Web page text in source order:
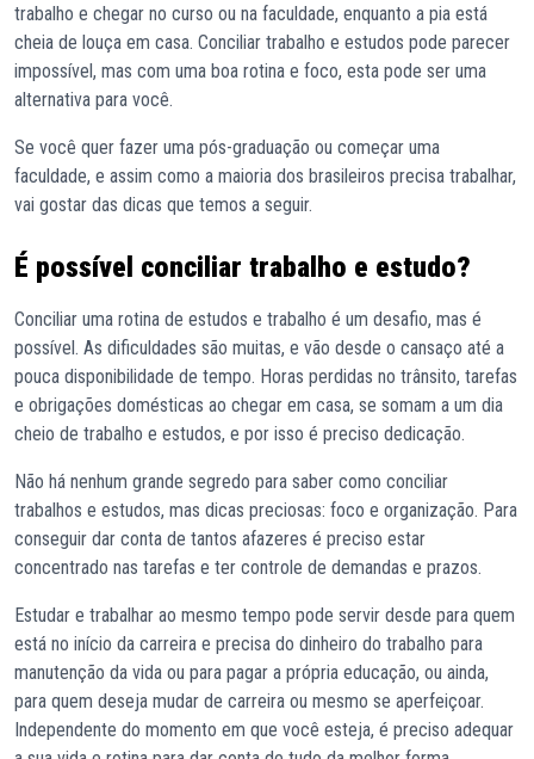
trabalho e chegar no curso ou na faculdade, enquanto a pia está
cheia de louça em casa. Conciliar trabalho e estudos pode parecer
impossível, mas com uma boa rotina e foco, esta pode ser uma
alternativa para você.
Se você quer fazer uma pós-graduação ou começar uma
faculdade, e assim como a maioria dos brasileiros precisa trabalhar,
vai gostar das dicas que temos a seguir.
É possível conciliar trabalho e estudo?
Conciliar uma rotina de estudos e trabalho é um desafio, mas é
possível. As dificuldades são muitas, e vão desde o cansaço até a
pouca disponibilidade de tempo. Horas perdidas no trânsito, tarefas
e obrigações domésticas ao chegar em casa, se somam a um dia
cheio de trabalho e estudos, e por isso é preciso dedicação.
Não há nenhum grande segredo para saber como conciliar
trabalhos e estudos, mas dicas preciosas: foco e organização. Para
conseguir dar conta de tantos afazeres é preciso estar
concentrado nas tarefas e ter controle de demandas e prazos.
Estudar e trabalhar ao mesmo tempo pode servir desde para quem
está no início da carreira e precisa do dinheiro do trabalho para
manutenção da vida ou para pagar a própria educação, ou ainda,
para quem deseja mudar de carreira ou mesmo se aperfeiçoar.
Independente do momento em que você esteja, é preciso adequar